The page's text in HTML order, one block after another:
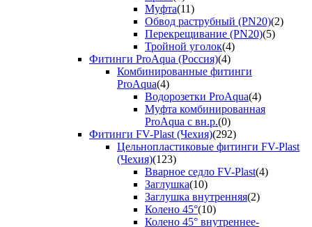
Муфта(11)
Обвод раструбный (PN20)(2)
Перекрещивание (PN20)(5)
Тройной уголок(4)
Фитинги ProAqua (Россия)(4)
Комбинированные фитинги
ProAqua(4)
Водорозетки ProAqua(4)
Муфта комбинированная
ProAqua с вн.р.(0)
Фитинги FV-Plast (Чехия)(292)
Цельнопластиковые фитинги FV-Plast
(Чехия)(123)
Вварное седло FV-Plast(4)
Заглушка(10)
Заглушка внутренняя(2)
Колено 45°(10)
Колено 45° внутреннее-